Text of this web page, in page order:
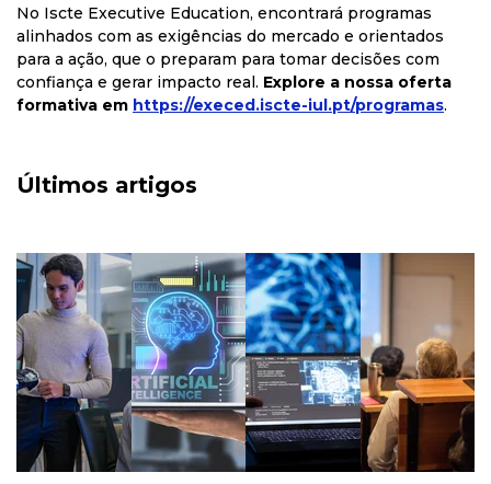
No Iscte Executive Education, encontrará programas
alinhados com as exigências do mercado e orientados
para a ação, que o preparam para tomar decisões com
confiança e gerar impacto real. Explore a nossa oferta
formativa em https://execed.iscte-iul.pt/programas.
Últimos artigos